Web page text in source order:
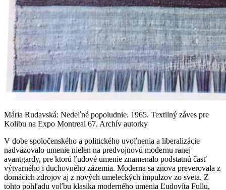
Mária Rudavská: Nedeľné popoludnie. 1965. Textilný záves pre
Kolibu na Expo Montreal 67. Archív autorky
V dobe spoločenského a politického uvoľnenia a liberalizácie
nadväzovalo umenie nielen na predvojnovú modernu ranej
avantgardy, pre ktorú ľudové umenie znamenalo podstatnú časť
výtvarného i duchovného zázemia. Moderna sa znova preverovala z
domácich zdrojov aj z nových umeleckých impulzov zo sveta. Z
tohto pohľadu voľbu klasika moderného umenia Ľudovíta Fullu,